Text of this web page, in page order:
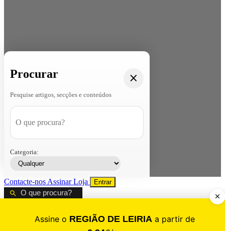
Procurar
Pesquise artigos, secções e conteúdos
Categoria:
Contacte-nos AssinarLoja Entrar